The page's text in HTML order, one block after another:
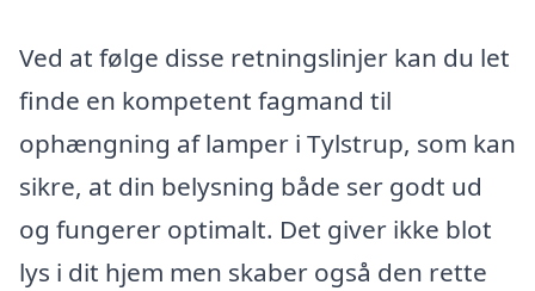
Ved at følge disse retningslinjer kan du let
finde en kompetent fagmand til
ophængning af lamper i Tylstrup, som kan
sikre, at din belysning både ser godt ud
og fungerer optimalt. Det giver ikke blot
lys i dit hjem men skaber også den rette